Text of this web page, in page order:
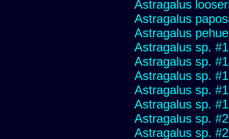
Astragalus
Astragalus
Astragalus
Astragalus sp.
Astragalus sp.
Astragalus sp.
Astragalus sp.
Astragalus sp.
Astragalus sp.
Astragalus sp.